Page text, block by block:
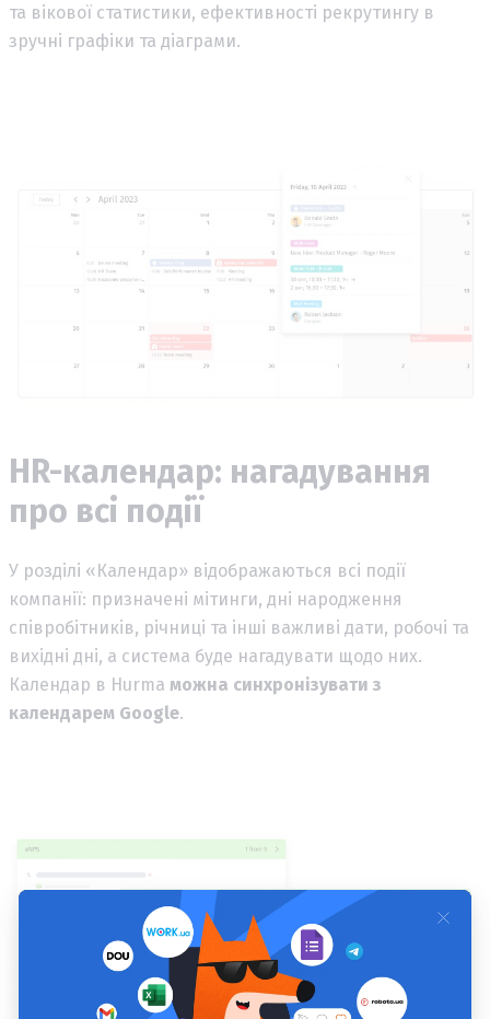
та вікової статистики, ефективності рекрутингу в
зручні графіки та діаграми.
HR-календар: нагадування
про всі події
У розділі «Календар» відображаються всі події
компанії: призначені мітинги, дні народження
співробітників, річниці та інші важливі дати, робочі та
вихідні дні, а система буде нагадувати щодо них.
Календар в Hurma можна синхронізувати з
календарем Google.